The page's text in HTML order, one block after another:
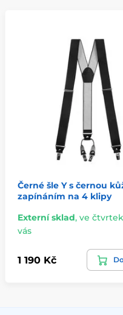
Černé šle Y s černou
zapínáním na 4 klipy
Externí sklad, ve čtvrtek
vás
1 190 Kč